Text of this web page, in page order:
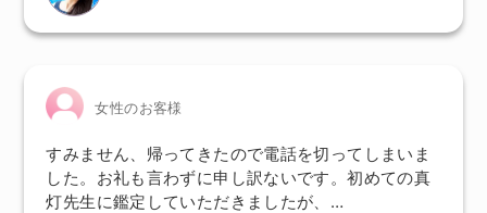
女性のお客様
すみません、帰ってきたので電話を切ってしまいま
した。お礼も言わずに申し訳ないです。初めての真
灯先生に鑑定していただきましたが、…